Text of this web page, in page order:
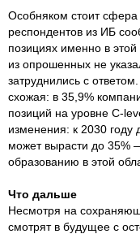
Особняком стоит сфера
респондентов из ИБ
позициях именно в
из опрошенных не
затруднились с
схожая: в 35,9%
позиций на уровне C-
изменения: к 2030
может вырасти до 35%
образованию в этой
Что дальше
Несмотря на
смотрят в будущее с